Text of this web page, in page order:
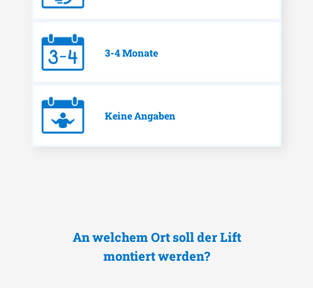
3-4 Monate
Keine Angaben
An welchem Ort soll der Lift
montiert werden?